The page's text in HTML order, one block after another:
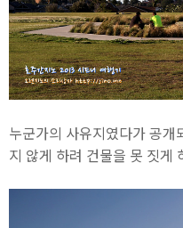
누군가의 사유지였다가 공개
지 않게 하려 건물을 못 짓게